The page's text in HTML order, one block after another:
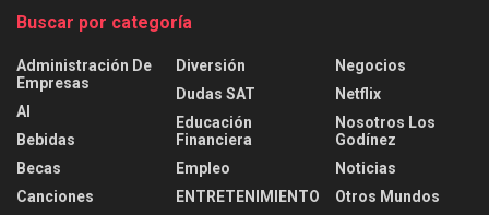
Buscar por categoría
Administración De
Empresas
AI
Bebidas
Becas
Canciones
Diversión
Dudas SAT
Educación
Financiera
Empleo
ENTRETENIMIENTO
Negocios
Netflix
Nosotros Los
Godínez
Noticias
Otros Mundos